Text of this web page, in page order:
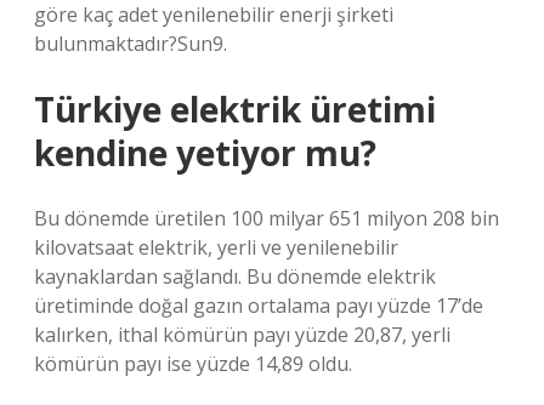
göre kaç adet yenilenebilir enerji şirketi
bulunmaktadır?Sun9.
Türkiye elektrik üretimi
kendine yetiyor mu?
Bu dönemde üretilen 100 milyar 651 milyon 208 bin
kilovatsaat elektrik, yerli ve yenilenebilir
kaynaklardan sağlandı. Bu dönemde elektrik
üretiminde doğal gazın ortalama payı yüzde 17’de
kalırken, ithal kömürün payı yüzde 20,87, yerli
kömürün payı ise yüzde 14,89 oldu.